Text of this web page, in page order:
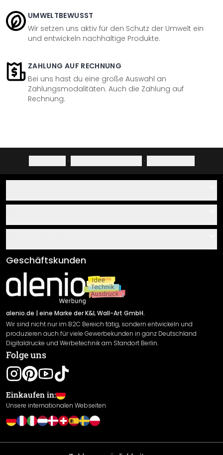
UMWELTBEWUSST
Wir setzen uns aktiv für den Schutz der Umwelt ein
und entwickeln nachhaltige Produkte.
ZAHLUNG AUF RECHNUNG
Bei uns hast du eine große Auswahl an
Zahlungsmodalitäten. Auch die Zahlung auf
Rechnung.
· ·
Über uns
Klebe- und Montageanleitungen
Newsletter An-/Abmeldung
Sendungsverfolgung
AGB
Impressum
Versand & Zahlung
Rücksendung
Widerrufsrecht
Datenschutzerklärung
Gewährleistung
Leistungserklärung / CE-Zeichen
Cookie Einstellungen
Geschäftskunden
alenio.de | eine Marke der K&L Wall-Art GmbH.
Wir sind nicht nur im B2C Bereich tätig, sondern entwickeln und
produzieren auch für viele Gewerbekunden in ganz Deutschland
Digitaldrucke und Werbetechnik am Standort Berlin.
Folge uns
Einkaufen in:
Unsere internationalen Webseiten